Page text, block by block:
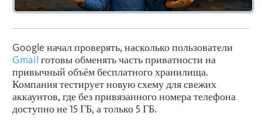
Google начал проверять, насколько пользователи
Gmail готовы обменять часть приватности на
привычный объём бесплатного хранилища.
Компания тестирует новую схему для свежих
аккаунтов, где без привязанного номера телефона
доступно не 15 ГБ, а только 5 ГБ.